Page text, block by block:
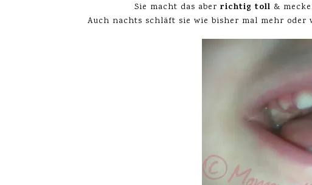
Sie macht das aber richtig toll &
Auch nachts schläft sie wie bisher mal mehr oder